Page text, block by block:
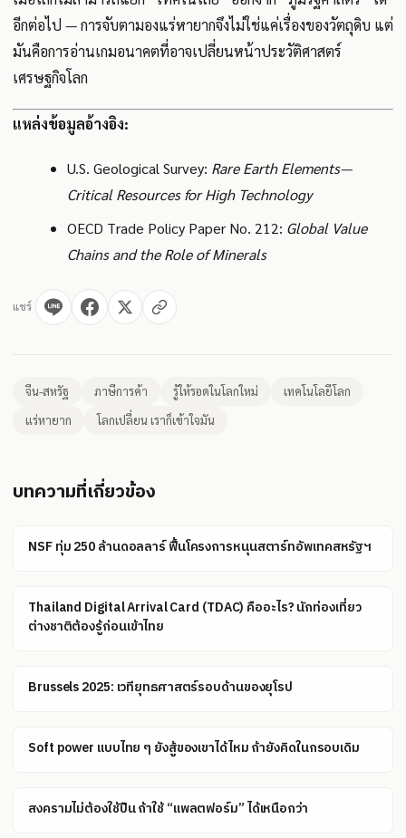
อีกต่อไป — การจับตามองแร่หายากจึงไม่ใช่แค่เรื่องของวัตถุดิบ แต่
มันคือการอ่านเกมอนาคตที่อาจเปลี่ยนหน้าประวัติศาสตร์
เศรษฐกิจโลก
แหล่งข้อมูลอ้างอิง:
U.S. Geological Survey: Rare Earth Elements—
Critical Resources for High Technology
OECD Trade Policy Paper No. 212: Global Value
Chains and the Role of Minerals
แชร์
จีน-สหรัฐ ภาษีการค้า รู้ให้รอดในโลกใหม่
เทคโนโลยีโลก
แร่หายาก
โลกเปลี่ยน เราก็เข้าใจมัน
บทความที่เกี่ยวข้อง
NSF ทุ่ม 250 ล้านดอลลาร์ ฟื้นโครงการหนุนสตาร์ทอัพเทคสหรัฐฯ
Thailand Digital Arrival Card (TDAC) คืออะไร? นักท่องเที่ยว
ต่างชาติต้องรู้ก่อนเข้าไทย
Brussels 2025: เวทียุทธศาสตร์รอบด้านของยุโรป
Soft power แบบไทย ๆ ยังสู้ของเขาได้ไหม ถ้ายังคิดในกรอบเดิม
สงครามไม่ต้องใช้ปืน ถ้าใช้ “แพลตฟอร์ม” ได้เหนือกว่า